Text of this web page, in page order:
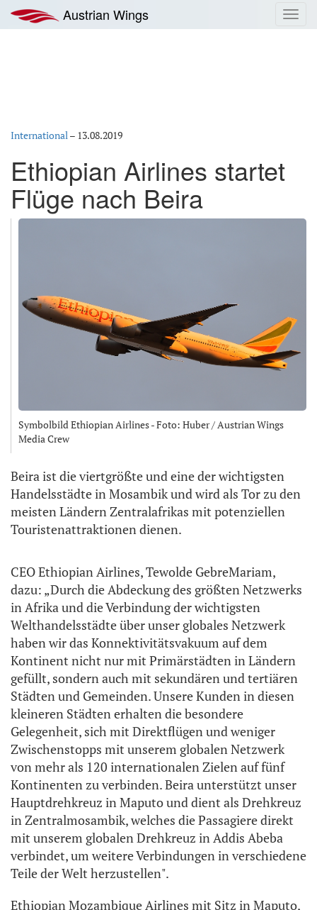
Inhalt
springen
Austrian Wings
International– 13.08.2019
Ethiopian Airlines startet
Flüge nach Beira
Symbolbild Ethiopian Airlines - Foto: Huber / Austrian Wings
Media Crew
Beira ist die viertgrößte und eine der wichtigsten
Handelsstädte in Mosambik und wird als Tor zu den
meisten Ländern Zentralafrikas mit potenziellen
Touristenattraktionen dienen.
CEO Ethiopian Airlines, Tewolde GebreMariam,
dazu: „Durch die Abdeckung des größten Netzwerks
in Afrika und die Verbindung der wichtigsten
Welthandelsstädte über unser globales Netzwerk
haben wir das Konnektivitätsvakuum auf dem
Kontinent nicht nur mit Primärstädten in Ländern
gefüllt, sondern auch mit sekundären und tertiären
Städten und Gemeinden. Unsere Kunden in diesen
kleineren Städten erhalten die besondere
Gelegenheit, sich mit Direktflügen und weniger
Zwischenstopps mit unserem globalen Netzwerk
von mehr als 120 internationalen Zielen auf fünf
Kontinenten zu verbinden. Beira unterstützt unser
Hauptdrehkreuz in Maputo und dient als Drehkreuz
in Zentralmosambik, welches die Passagiere direkt
mit unserem globalen Drehkreuz in Addis Abeba
verbindet, um weitere Verbindungen in verschiedene
Teile der Welt herzustellen".
Ethiopian Mozambique Airlines mit Sitz in Maputo,